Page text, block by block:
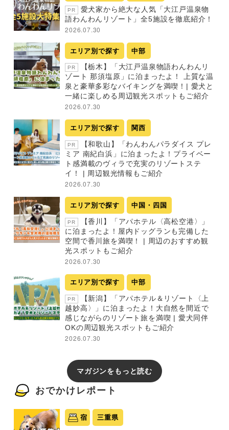
PR
愛犬家から絶大な人気「大江戸温泉物
語わんわんリゾート」全5施設を徹底紹介！
2026.07.30
エリア別で探す 中部
PR
【栃木】「大江戸温泉物語わんわんリ
ゾート 那須塩原」に泊まったよ！ 上質な温
泉と豪華多彩なバイキングを満喫！| 愛犬と
一緒に楽しめる周辺観光スポットもご紹介
2026.07.30
エリア別で探す 関西
PR
【和歌山】「わんわんパラダイス プレ
ミア 南紀白浜」に泊まったよ！プライベー
ト感満載のヴィラで充実のリゾートステ
イ！ | 周辺観光情報もご紹介
2026.07.30
エリア別で探す 中国・四国
PR
【香川】「アパホテル〈高松空港〉」
に泊まったよ！屋内ドッグランも完備した
空間で香川旅を満喫！ | 周辺のおすすめ観
光スポットもご紹介
2026.07.30
エリア別で探す 中部
PR
【新潟】「アパホテル＆リゾート〈上
越妙高〉」に泊まったよ！大自然を間近で
感じながらのリゾート旅を満喫 | 愛犬同伴
OKの周辺観光スポットもご紹介
2026.07.30
マガジンをもっと読む
おでかけレポート
宿 三重県